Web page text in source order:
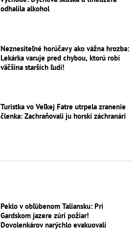
odhalila alkohol
Neznesiteľné horúčavy ako vážna hrozba:
Lekárka varuje pred chybou, ktorú robí
väčšina starších ľudí!
Turistka vo Veľkej Fatre utrpela zranenie
členka: Zachraňovali ju horskí záchranári
Peklo v obľúbenom Taliansku: Pri
Gardskom jazere zúri požiar!
Dovolenkárov narýchlo evakuovali